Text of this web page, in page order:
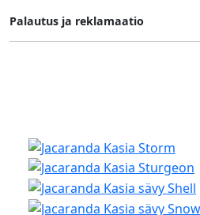
Palautus ja reklamaatio